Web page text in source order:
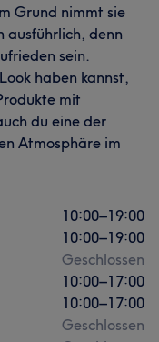
Grund nimmt sie
ausführlich, denn
sein.
haben kannst,
mit
du eine der
Atmosphäre im
10:00–19:00
10:00–19:00
Geschlossen
10:00–17:00
10:00–17:00
Geschlossen